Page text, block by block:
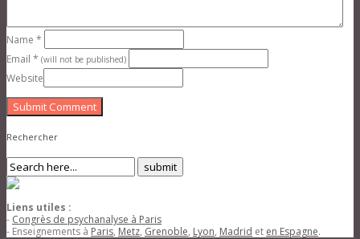
Name *
Email * (will not be published)
Website
Submit Comment
Rechercher
Liens utiles :
- Congrès de psychanalyse à Paris
- Enseignements à Paris, Metz, Grenoble, Lyon, Madrid et en Espagne.